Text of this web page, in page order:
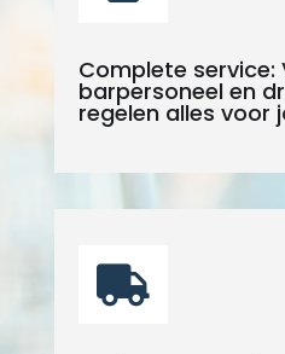
Complete service:
barpersoneel en
regelen alles voor
